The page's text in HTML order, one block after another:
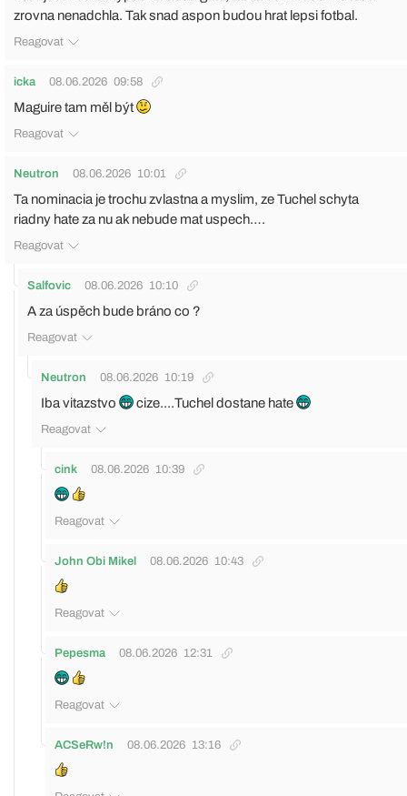
zrovna nenadchla. Tak snad aspon budou hrat lepsi fotbal.
Reagovat
icka 08.06.2026 09:58
Maguire tam měl být
Reagovat
Neutron 08.06.2026 10:01
Ta nominacia je trochu zvlastna a myslim, ze Tuchel schyta
riadny hate za nu ak nebude mat uspech….
Reagovat
Salfovic 08.06.2026 10:10
A za úspěch bude bráno co ?
Reagovat
Neutron 08.06.2026 10:19
Iba vitazstvo cize....Tuchel dostane hate
Reagovat
cink 08.06.2026 10:39
Reagovat
John Obi Mikel 08.06.2026 10:43
Reagovat
Pepesma 08.06.2026 12:31
Reagovat
ACSeRw!n 08.06.2026 13:16